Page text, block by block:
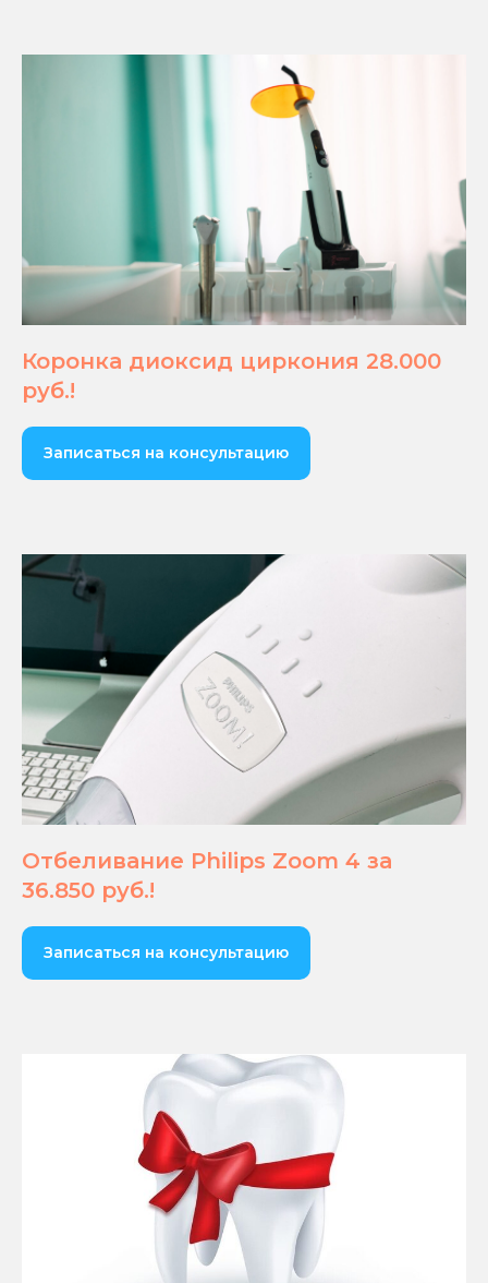
Коронка диоксид циркония 28.000
руб.!
Записаться на консультацию
Отбеливание Philips Zoom 4 за
36.850 руб.!
Записаться на консультацию